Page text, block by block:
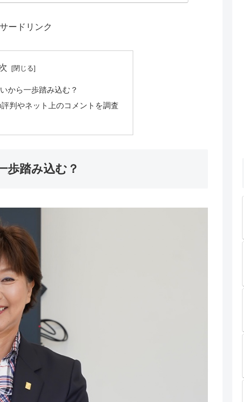
ードリンク
から一歩踏み込む？
判やネット上のコメントを調査
歩踏み込む？